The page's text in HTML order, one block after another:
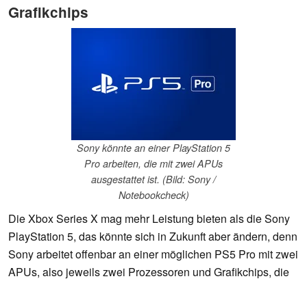
Grafikchips
Sony könnte an einer PlayStation 5
Pro arbeiten, die mit zwei APUs
ausgestattet ist. (Bild: Sony /
Notebookcheck)
Die Xbox Series X mag mehr Leistung bieten als die Sony
PlayStation 5, das könnte sich in Zukunft aber ändern, denn
Sony arbeitet offenbar an einer möglichen PS5 Pro mit zwei
APUs, also jeweils zwei Prozessoren und Grafikchips, die